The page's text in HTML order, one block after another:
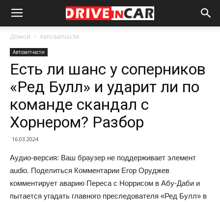
Домой Автозапчасти
Автозапчасти
Есть ли шанс у соперников
«Ред Булл» и ударит ли по
команде скандал с
Хорнером? Разбор
16.03.2024
Аудио-версия: Ваш браузер не поддерживает элемент
audio. Поделиться Комментарии Егор Оруджев
комментирует аварию Переса с Норрисом в Абу-Даби и
пытается угадать главного преследователя «Ред Булл» в